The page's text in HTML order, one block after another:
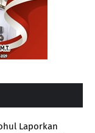
Laporkan